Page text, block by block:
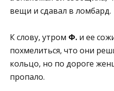
вещи и сдавал в ломбард.
К слову, утром Ф. и ее
похмелиться, что они
кольцо, но по дороге
пропало.